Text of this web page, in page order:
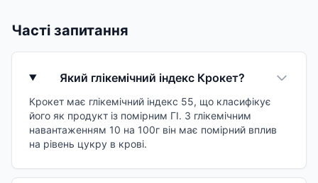
Часті запитання
Який глікемічний індекс Крокет?
Крокет має глікемічний індекс 55, що класифікує
його як продукт із помірним ГІ. З глікемічним
навантаженням 10 на 100г він має помірний вплив
на рівень цукру в крові.